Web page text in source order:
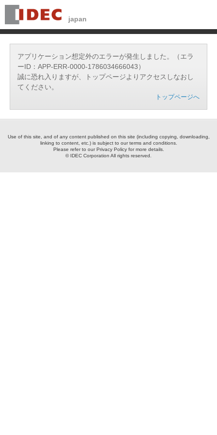
アプリケーション想定外のエラーが発生しました。（エラ
ーID：APP-ERR-0000-1786034666043）
誠に恐れ入りますが、トップページよりアクセスしなおし
てください。
トップページへ
Use of this site, and of any content published on this site (including copying, downloading,
linking to content, etc.) is subject to our terms and conditions.
Please refer to our Privacy Policy for more details.
© IDEC Corporation All rights reserved.